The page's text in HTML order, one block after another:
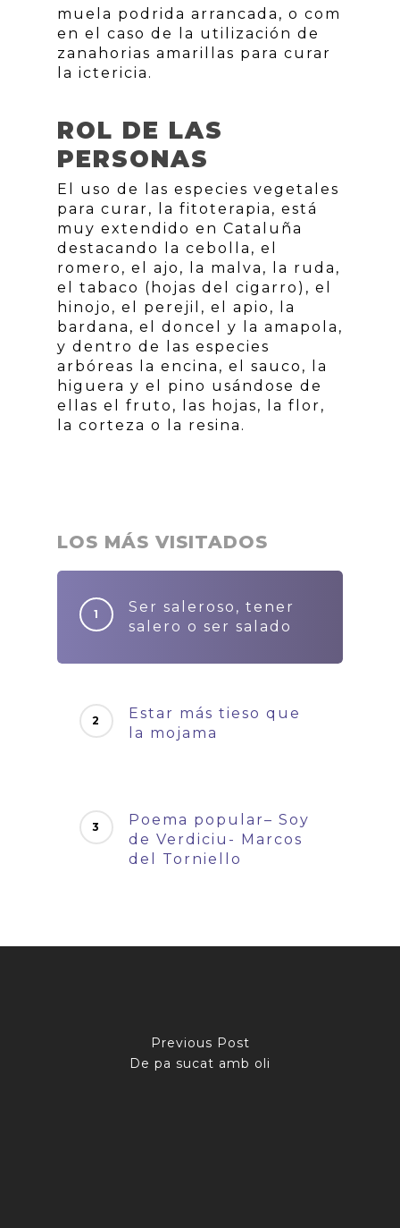
muela podrida arrancada, o com
en el caso de la utilización de
zanahorias amarillas para curar
la ictericia.
ROL DE LAS
PERSONAS
El uso de las especies vegetales
para curar, la fitoterapia, está
muy extendido en Cataluña
destacando la cebolla, el
romero, el ajo, la malva, la ruda,
el tabaco (hojas del cigarro), el
hinojo, el perejil, el apio, la
bardana, el doncel y la amapola,
y dentro de las especies
arbóreas la encina, el sauco, la
higuera y el pino usándose de
ellas el fruto, las hojas, la flor,
la corteza o la resina.
LOS MÁS VISITADOS
Ser saleroso, tener
salero o ser salado
Estar más tieso que
la mojama
Poema popular– Soy
de Verdiciu- Marcos
del Torniello
Previous Post
De pa sucat amb oli